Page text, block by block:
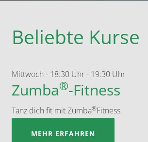
Beliebte Kurse
Mittwoch - 18:30 Uhr - 19:30 Uhr
Zumba®-Fitness
Tanz dich fit mit Zumba®Fitness
MEHR ERFAHREN